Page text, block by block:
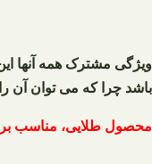
ویژگی مشترک همه آنها
باشد چرا که می‌ توان آن
محصول طلایی، مناسب